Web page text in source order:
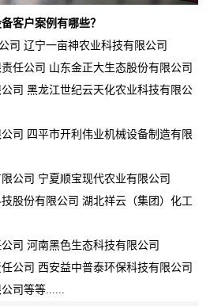
客户案例有哪些？
司 辽宁一亩神农业科技有限公司
任公司 山东金正大生态股份有限公司
司 黑龙江世纪云天化农业科技有限公
司 四平市开利伟业机械设备制造有限
公司 宁夏顺宝现代农业有限公司
股份有限公司 湖北祥云（集团）化工
司 河南黑色生态科技有限公司
公司 西安益中普泰环保科技有限公司
司等等......